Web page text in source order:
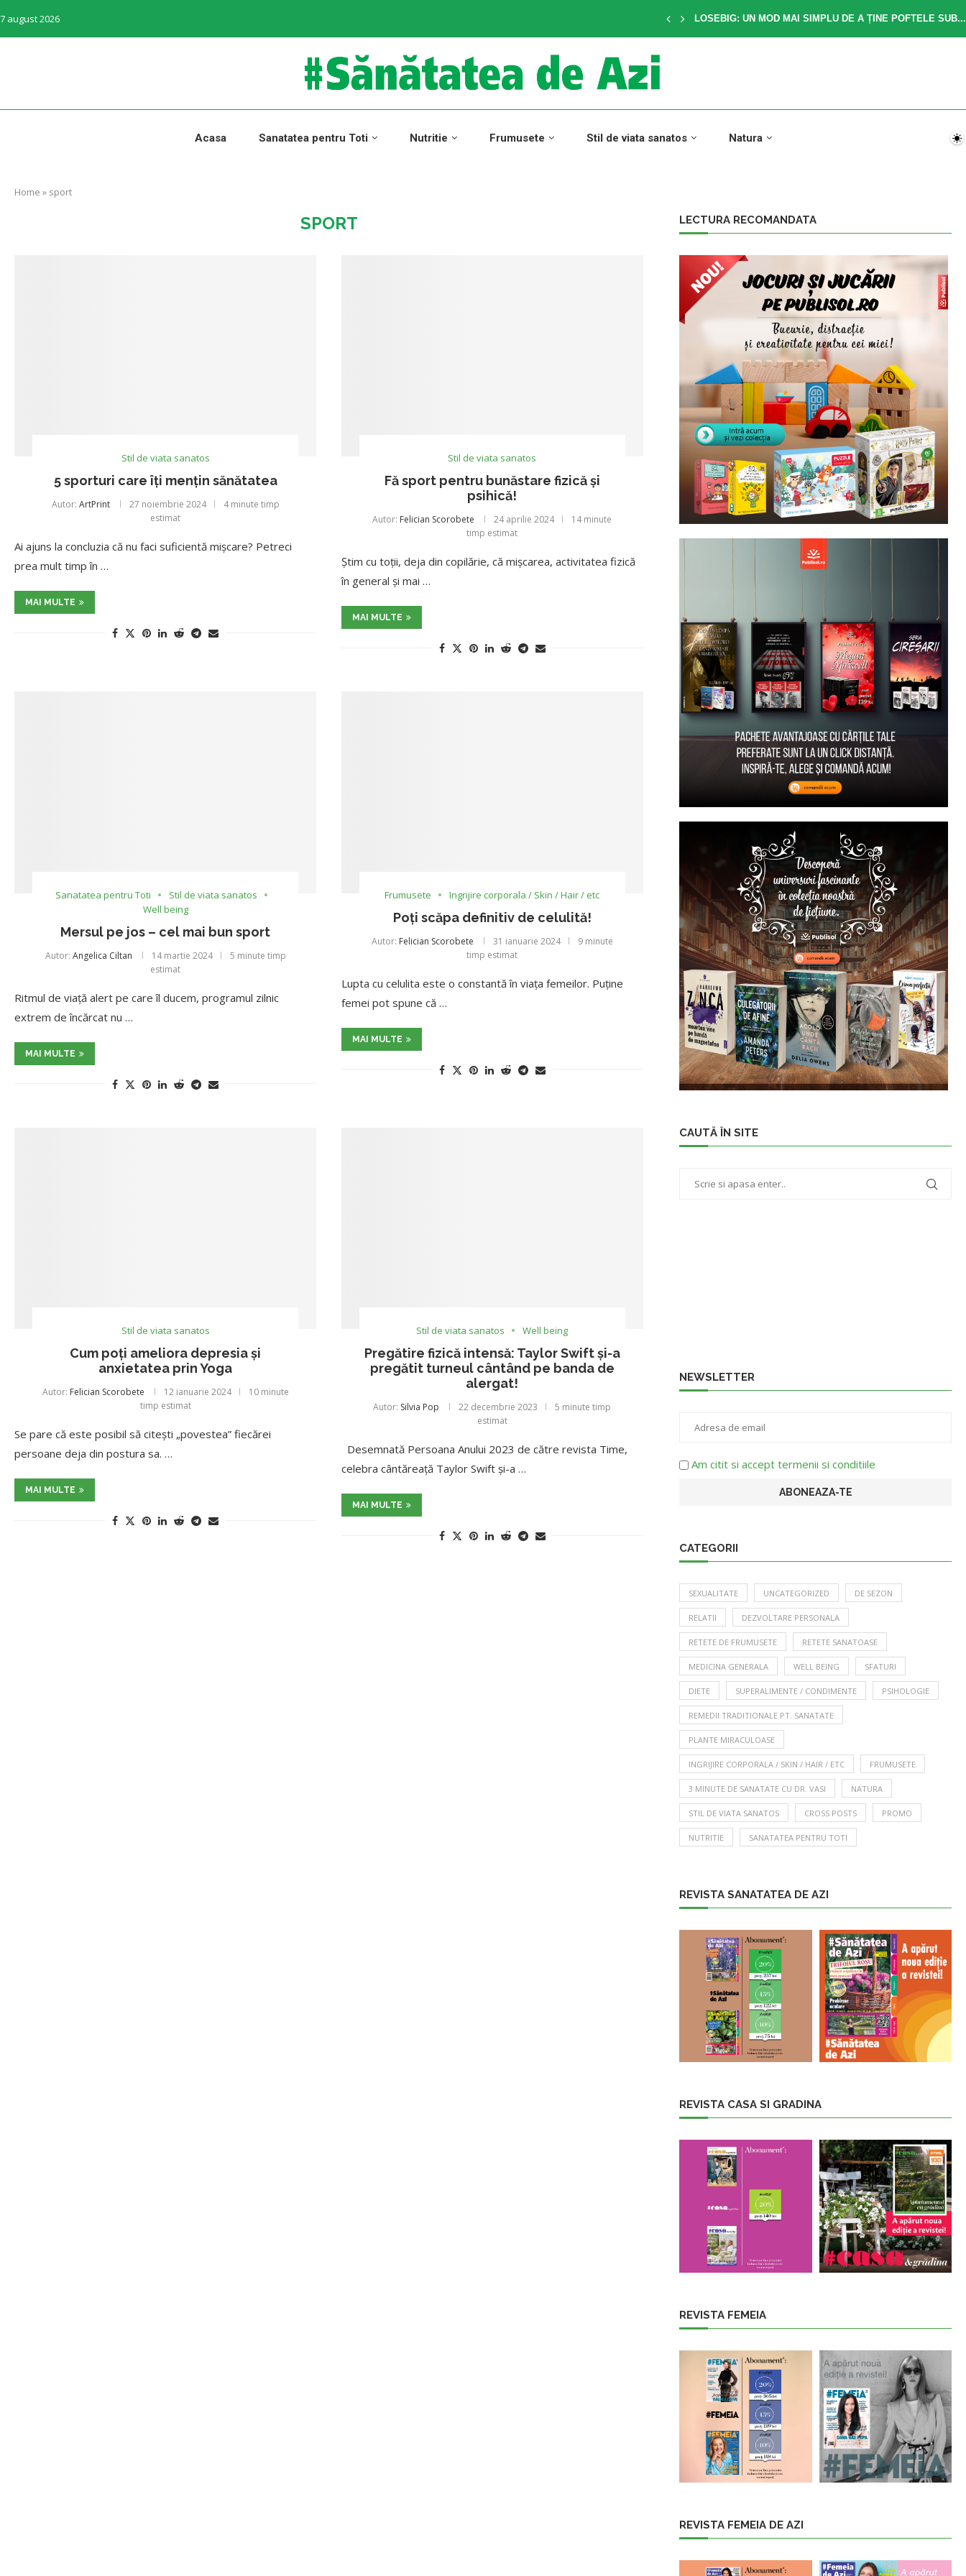
7 august 2026 LOSEBIG: UN MOD MAI SIMPLU DE A ȚINE POFTELE SUB...
Acasa Sanatatea pentru Toti Nutritie Frumusete Stil de viata sanatos Natura
Home » sport
SPORT
Stil de viata sanatos
5 sporturi care îți mențin sănătatea
Autor: ArtPrint 27 noiembrie 2024
4 minute timp
estimat
Ai ajuns la concluzia că nu faci suficientă mișcare? Petreci
prea mult timp în …
MAI MULTE
Stil de viata sanatos
Fă sport pentru bunăstare fizică și
psihică!
Autor: Felician Scorobete 24 aprilie 2024
14 minute
timp estimat
Știm cu toții, deja din copilărie, că mișcarea, activitatea fizică
în general și mai …
MAI MULTE
Sanatatea pentru Toti
Stil de viata sanatos
Well being
Mersul pe jos – cel mai bun sport
Autor: Angelica Ciltan 14 martie 2024
5 minute timp
estimat
Ritmul de viață alert pe care îl ducem, programul zilnic
extrem de încărcat nu …
MAI MULTE
Frumusete Ingrijire corporala / Skin / Hair / etc
Poți scăpa definitiv de celulită!
Autor: Felician Scorobete 31 ianuarie 2024
9 minute
timp estimat
Lupta cu celulita este o constantă în viața femeilor. Puține
femei pot spune că …
MAI MULTE
Stil de viata sanatos
Cum poți ameliora depresia și
anxietatea prin Yoga
Autor: Felician Scorobete 12 ianuarie 2024
10 minute
timp estimat
Se pare că este posibil să citești „povestea” fiecărei
persoane deja din postura sa. …
MAI MULTE
Stil de viata sanatos Well being
Pregătire fizică intensă: Taylor Swift și-a
pregătit turneul cântând pe banda de
alergat!
Autor: Silvia Pop 22 decembrie 2023
5 minute timp
estimat
Desemnată Persoana Anului 2023 de către revista Time,
celebra cântăreață Taylor Swift și-a …
MAI MULTE
LECTURA RECOMANDATA
CAUTĂ ÎN SITE
NEWSLETTER
Am citit si accept termenii si conditiile
CATEGORII
SEXUALITATE UNCATEGORIZED DE SEZON
RELATII DEZVOLTARE PERSONALA
RETETE DE FRUMUSETE RETETE SANATOASE
MEDICINA GENERALA WELL BEING SFATURI
DIETE SUPERALIMENTE / CONDIMENTE PSIHOLOGIE
REMEDII TRADITIONALE PT. SANATATE
PLANTE MIRACULOASE
INGRIJIRE CORPORALA / SKIN / HAIR / ETC FRUMUSETE
3 MINUTE DE SANATATE CU DR. VASI NATURA
STIL DE VIATA SANATOS CROSS POSTS PROMO
NUTRITIE SANATATEA PENTRU TOTI
REVISTA SANATATEA DE AZI
REVISTA CASA SI GRADINA
REVISTA FEMEIA
REVISTA FEMEIA DE AZI